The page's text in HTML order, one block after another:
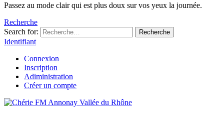
Passez au mode clair qui est plus doux sur vos yeux la journée.
Recherche
Search for:
Recherche
Identifiant
Connexion
Inscription
Adiministration
Créer un compte